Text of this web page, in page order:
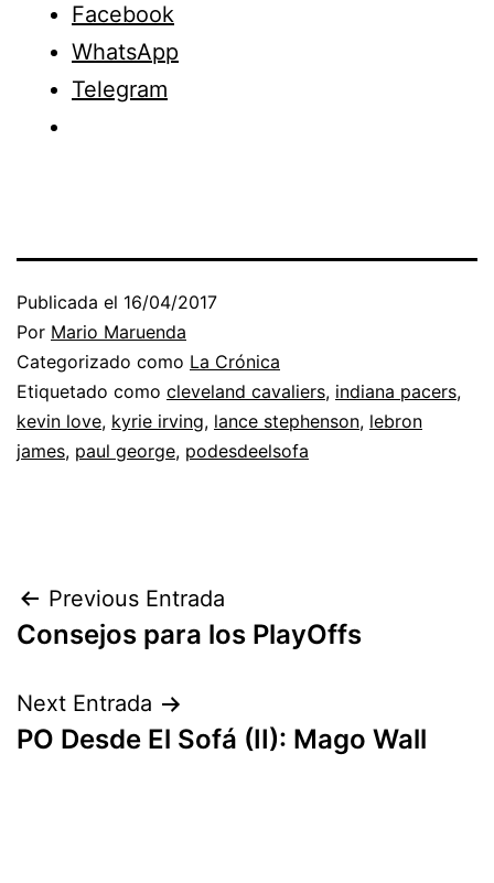
Facebook
WhatsApp
Telegram
Publicada el 16/04/2017
Por Mario Maruenda
Categorizado como La Crónica
Etiquetado como cleveland cavaliers, indiana pacers,
kevin love, kyrie irving, lance stephenson, lebron
james, paul george, podesdeelsofa
Navegación
de
entradas
Previous Entrada
Consejos para los PlayOffs
Next Entrada
PO Desde El Sofá (II): Mago Wall